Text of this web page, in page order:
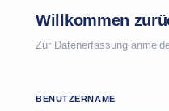
Willkommen
Zur Datenerfassung
BENUTZERNAME